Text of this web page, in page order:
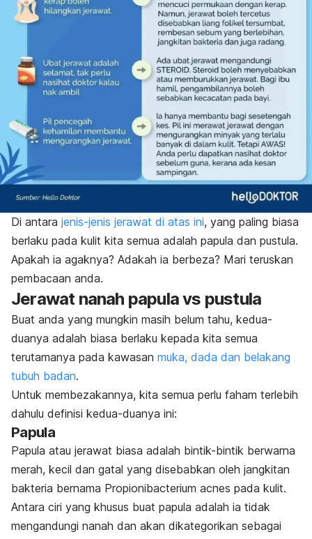
Di antara jenis-jenis jerawat di atas ini, yang paling biasa
berlaku pada kulit kita semua adalah papula dan pustula.
Apakah ia agaknya? Adakah ia berbeza? Mari teruskan
pembacaan anda.
Jerawat nanah papula vs pustula
Buat anda yang mungkin masih belum tahu, kedua-
duanya adalah biasa berlaku kepada kita semua
terutamanya pada kawasan muka, dada dan belakang
tubuh badan.
Untuk membezakannya, kita semua perlu faham terlebih
dahulu definisi kedua-duanya ini:
Papula
Papula atau jerawat biasa adalah bintik-bintik berwarna
merah, kecil dan gatal yang disebabkan oleh jangkitan
bakteria bernama Propionibacterium acnes pada kulit.
Antara ciri yang khusus buat papula adalah ia tidak
mengandungi nanah dan akan dikategorikan sebagai